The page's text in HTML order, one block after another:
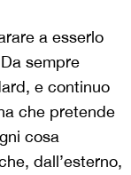
a esserlo
sempre
e continuo
che pretende
cosa
dall’esterno,